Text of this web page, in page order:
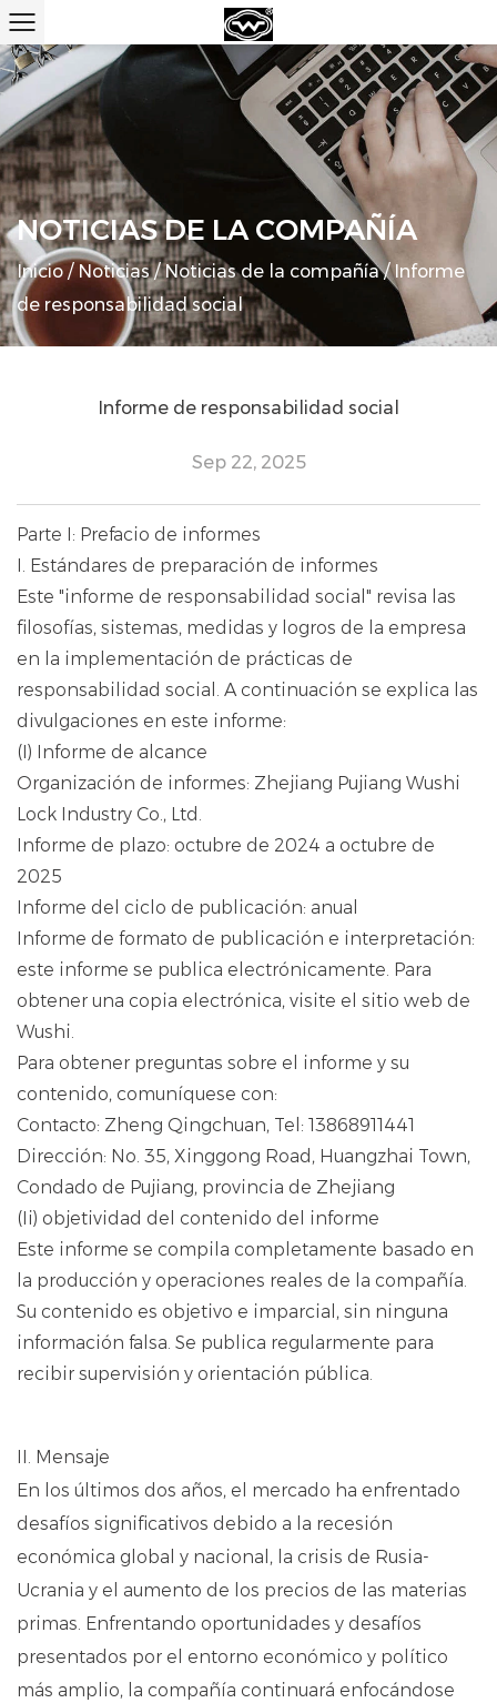
NOTICIAS DE LA COMPAÑÍA
Inicio / Noticias/Noticias de la compañía/Informe
de responsabilidad social
Informe de responsabilidad social
Sep 22, 2025
Parte I: Prefacio de informes
I. Estándares de preparación de informes
Este "informe de responsabilidad social" revisa las
filosofías, sistemas, medidas y logros de la empresa
en la implementación de prácticas de
responsabilidad social. A continuación se explica las
divulgaciones en este informe:
(I) Informe de alcance
Organización de informes: Zhejiang Pujiang Wushi
Lock Industry Co., Ltd.
Informe de plazo: octubre de 2024 a octubre de
2025
Informe del ciclo de publicación: anual
Informe de formato de publicación e interpretación:
este informe se publica electrónicamente. Para
obtener una copia electrónica, visite el sitio web de
Wushi.
Para obtener preguntas sobre el informe y su
contenido, comuníquese con:
Contacto: Zheng Qingchuan, Tel: 13868911441
Dirección: No. 35, Xinggong Road, Huangzhai Town,
Condado de Pujiang, provincia de Zhejiang
(Ii) objetividad del contenido del informe
Este informe se compila completamente basado en
la producción y operaciones reales de la compañía.
Su contenido es objetivo e imparcial, sin ninguna
información falsa. Se publica regularmente para
recibir supervisión y orientación pública.
II. Mensaje
En los últimos dos años, el mercado ha enfrentado
desafíos significativos debido a la recesión
económica global y nacional, la crisis de Rusia-
Ucrania y el aumento de los precios de las materias
primas. Enfrentando oportunidades y desafíos
presentados por el entorno económico y político
más amplio, la compañía continuará enfocándose